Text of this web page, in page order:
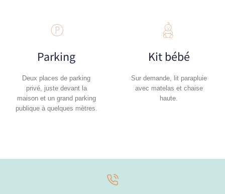
Parking
Deux places de parking
privé, juste devant la
maison et un grand parking
publique à quelques mètres.
Kit bébé
Sur demande, lit parapluie
avec matelas et chaise
haute.